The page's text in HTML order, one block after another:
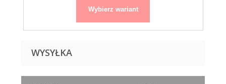
Wybierz wariant
WYSYŁKA